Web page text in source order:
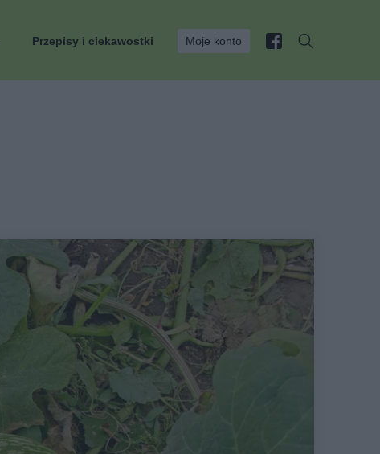
Przepisy i ciekawostki Moje konto